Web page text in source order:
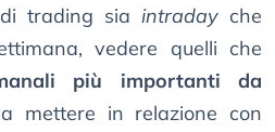
trading sia intraday che
vedere quelli che
più importanti da
mettere in relazione con